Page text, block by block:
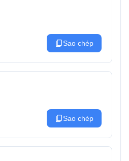
content_copySao chép
content_copySao chép